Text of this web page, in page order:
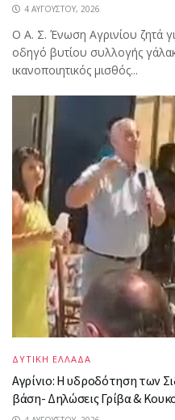
4 ΑΥΓΟΎΣΤΟΥ, 2026
Ο Α. Σ. Ένωση Αγρινίου ζητά
οδηγό βυτίου συλλογής
ικανοποιητικός μισθός...
ΔΥΤΙΚΗ ΕΛΛΑΔΑ
Αγρίνιο: Η υδροδότηση των
βάση- Δηλώσεις Γρίβα &